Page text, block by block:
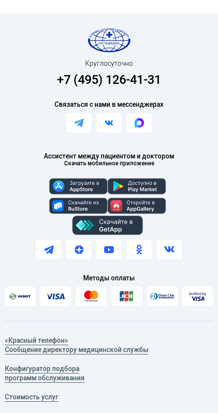
Ассистент между пациентом и доктором
Скачать мобильное приложение
Круглосуточно
+7 (495) 126-41-31
Связаться с нами в мессенджерах
Методы оплаты
«Красный телефон»
Сообщение директору медицинской службы
Конфигуратор подбора
программ обслуживания
Стоимость услуг